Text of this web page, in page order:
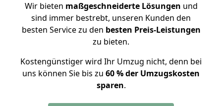
Wir bieten maßgeschneiderte Lösungen und
sind immer bestrebt, unseren Kunden den
besten Service zu den besten Preis-Leistungen
zu bieten.
Kostengünstiger wird Ihr Umzug nicht, denn bei
uns können Sie bis zu 60 % der Umzugskosten
sparen.